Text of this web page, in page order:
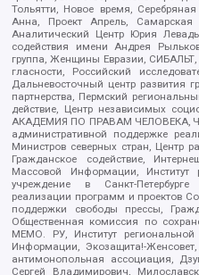
Тольятти, Новое время,
Анна, Проект Апрель, Самарская
Аналитический Центр Юрия
содействия имени Андрея
группа, Женщины Евразии,
гласности, Российский
Дальневосточный центр развития
партнерства, Пермский
действие, Центр независимых
АКАДЕМИЯ ПО ПРАВАМ ЧЕЛОВЕКА,
административной поддержке
Министров северных стран, Центр
Гражданское содействие,
Массовой Информации, Институт
учреждение в Санкт-
реализации программ и проектов
поддержки свободы прессы,
Общественная комиссия по
МЕМО. РУ, Институт
Информации, Экозащита!-
антимонопольная ассоциация,
Сергей Владимирович,